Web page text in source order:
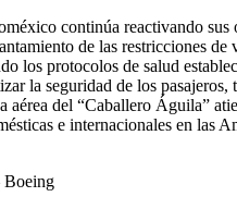
continúa reactivando sus
de las restricciones de
los protocolos de salud
la seguridad de los pasajeros,
aérea del “Caballero Águila”
e internacionales en las
Boeing